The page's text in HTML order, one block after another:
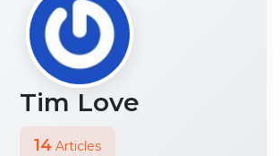
Tim Love
14 Articles